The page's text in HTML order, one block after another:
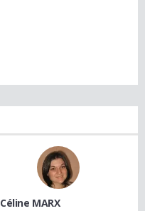
Céline MARX